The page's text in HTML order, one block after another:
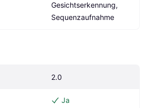
Gesichtserkennung,
Sequenzaufnahme
2.0
Ja